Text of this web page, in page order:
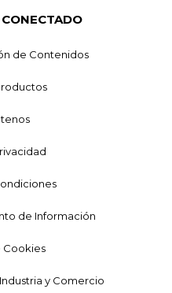
de Contenidos
de Información
Cookies
y Comercio